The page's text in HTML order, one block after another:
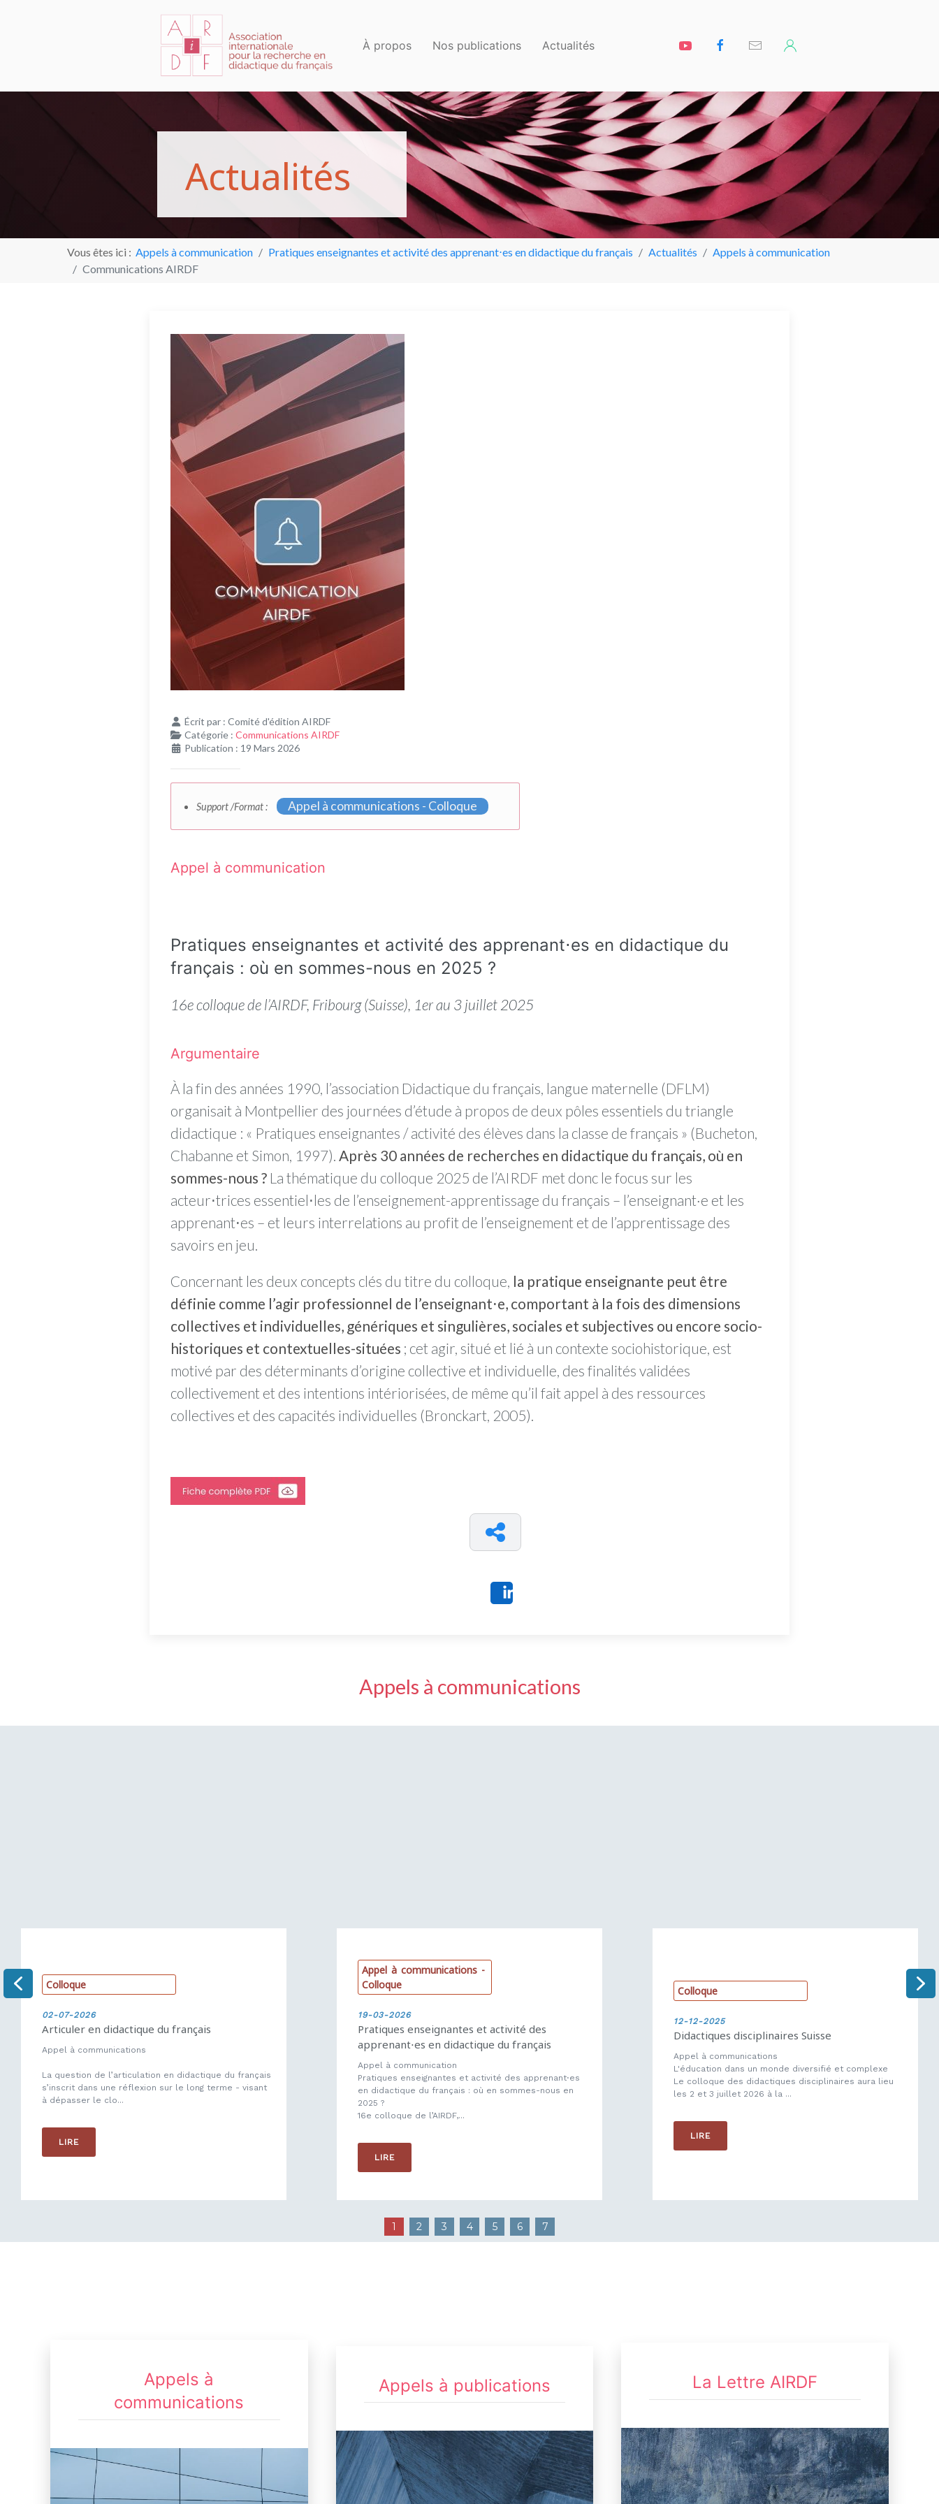
À propos Nos publications Actualités
Actualités
Vous êtes ici : Appels à communication Pratiques enseignantes et activité des apprenant⋅es en didactique du français Actualités
Appels à communication
Communications AIRDF
Écrit par :Comité d'édition AIRDF
Catégorie :Communications AIRDF
Publication : 19 Mars 2026
Support /Format : Appel à communications - Colloque
Appel à communication
Pratiques enseignantes et activité des apprenant⋅es en didactique du
français : où en sommes-nous en 2025 ?
16e colloque de l’AIRDF, Fribourg (Suisse), 1er au 3 juillet 2025
Argumentaire
À la fin des années 1990, l’association Didactique du français, langue maternelle (DFLM)
organisait à Montpellier des journées d’étude à propos de deux pôles essentiels du triangle
didactique : « Pratiques enseignantes / activité des élèves dans la classe de français » (Bucheton,
Chabanne et Simon, 1997). Après 30 années de recherches en didactique du français, où en
sommes-nous ?La thématique du colloque 2025 de l’AIRDF met donc le focus sur les
acteur⋅trices essentiel⋅les de l’enseignement-apprentissage du français – l’enseignant·e et les
apprenant⋅es – et leurs interrelations au profit de l’enseignement et de l’apprentissage des
savoirs en jeu.
Concernant les deux concepts clés du titre du colloque, la pratique enseignante peut être
définie comme l’agir professionnel de l’enseignant⋅e, comportant à la fois des dimensions
collectives et individuelles, génériques et singulières, sociales et subjectives ou encore socio-
historiques et contextuelles-situées ; cet agir, situé et lié à un contexte sociohistorique, est
motivé par des déterminants d’origine collective et individuelle, des finalités validées
collectivement et des intentions intériorisées, de même qu’il fait appel à des ressources
collectives et des capacités individuelles (Bronckart, 2005).
Appels à communications
Colloque
02-07-2026
Articuler en didactique du français
Appel à communications
La question de l’articulation en didactique du français
s’inscrit dans une réflexion sur le long terme - visant
à dépasser le clo...
LIRE
Appel à communications -
Colloque
19-03-2026
Pratiques enseignantes et activité des
apprenant⋅es en didactique du français
Appel à communication
Pratiques enseignantes et activité des apprenant⋅es
en didactique du français : où en sommes-nous en
2025 ?
16e colloque de l’AIRDF,...
LIRE
Colloque
12-12-2025
Didactiques disciplinaires Suisse
Appel à communications
L'éducation dans un monde diversifié et complexe
Le colloque des didactiques disciplinaires aura lieu
les 2 et 3 juillet 2026 à la ...
LIRE
1 2 3 4 5 6 7
Appels à
communications
Appels à publications La Lettre AIRDF